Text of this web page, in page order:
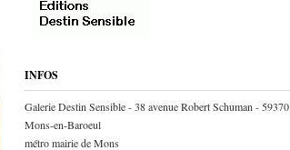
INFOS
Galerie Destin Sensible - 38 avenue Robert Schuman - 59370
Mons-en-Baroeul
métro mairie de Mons